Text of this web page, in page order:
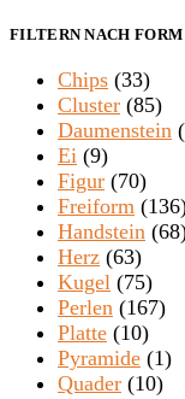
FILTERN NACH FORM
Chips (33)
Cluster (85)
Daumenstein
Ei (9)
Figur (70)
Freiform
Handstein
Herz (63)
Kugel (75)
Perlen (167)
Platte (10)
Pyramide (1)
Quader (10)